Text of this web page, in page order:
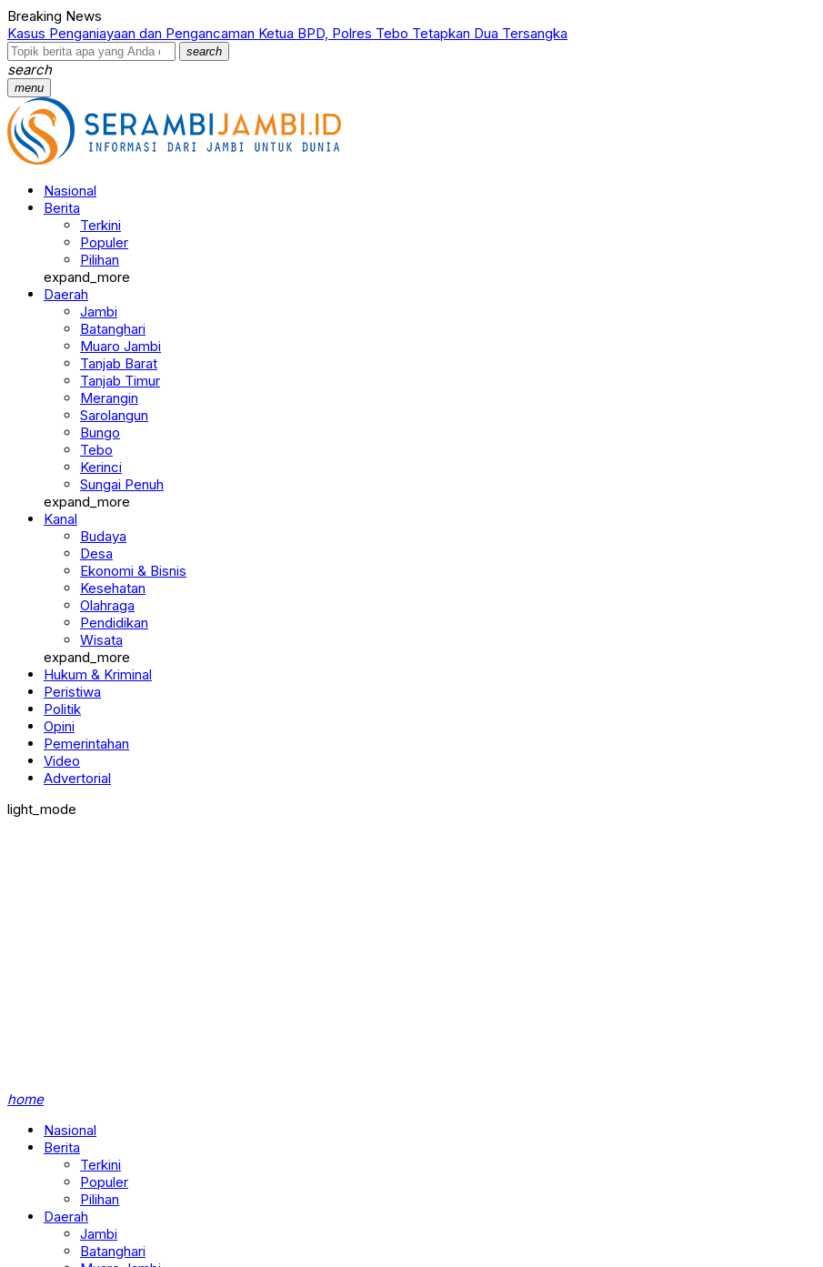
Breaking News
Kasus Penganiayaan dan Pengancaman Ketua BPD, Polres Tebo Tetapkan Dua Tersangka
search
search
menu
Nasional
Berita
Terkini
Populer
Pilihan
expand_more
Daerah
Jambi
Batanghari
Muaro Jambi
Tanjab Barat
Tanjab Timur
Merangin
Sarolangun
Bungo
Tebo
Kerinci
Sungai Penuh
expand_more
Kanal
Budaya
Desa
Ekonomi & Bisnis
Kesehatan
Olahraga
Pendidikan
Wisata
expand_more
Hukum & Kriminal
Peristiwa
Politik
Opini
Pemerintahan
Video
Advertorial
light_mode
home
Nasional
Berita
Terkini
Populer
Pilihan
Daerah
Jambi
Batanghari